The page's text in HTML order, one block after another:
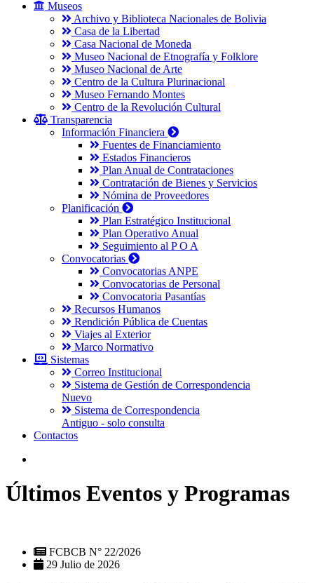
Museos
Archivo y Biblioteca Nacionales de Bolivia
Casa de la Libertad
Casa Nacional de Moneda
Museo Nacional de Etnografía y Folklore
Museo Nacional de Arte
Centro de la Cultura Plurinacional
Museo Fernando Montes
Centro de la Revolución Cultural
Transparencia
Información Financiera
Fuentes de Financiamiento
Estados Financieros
Plan Anual de Contrataciones
Contratación de Bienes y Servicios
Nómina de Proveedores
Planificación
Plan Estratégico Institucional
Plan Operativo Anual
Seguimiento al P O A
Convocatorias
Convocatorias ANPE
Convocatorias de Personal
Convocatoria Pasantías
Recursos Humanos
Rendición Pública de Cuentas
Viajes al Exterior
Marco Normativo
Sistemas
Correo Institucional
Sistema de Gestión de Correspondencia
Nuevo
Sistema de Correspondencia
Antiguo - solo consulta
Contactos
Últimos Eventos y Programas
FCBCB N° 22/2026
29 Julio de 2026